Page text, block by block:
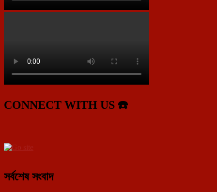
CONNECT WITH US ☎️
সর্বশেষ সংবাদ